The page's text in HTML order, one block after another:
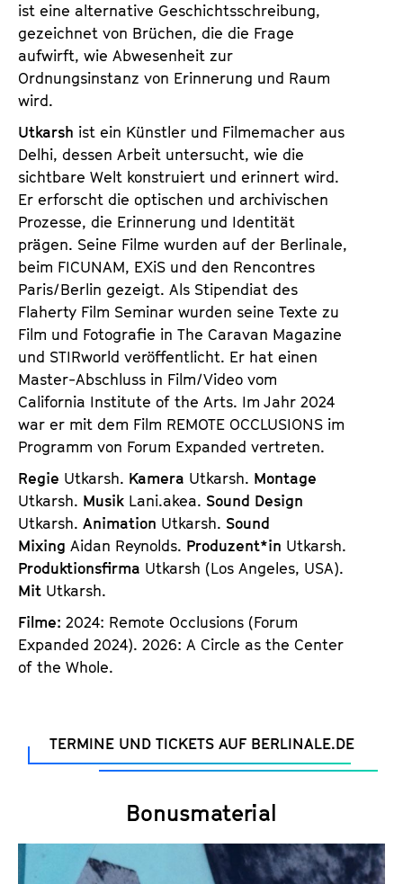
ist eine alternative Geschichtsschreibung,
gezeichnet von Brüchen, die die Frage
aufwirft, wie Abwesenheit zur
Ordnungsinstanz von Erinnerung und Raum
wird.
Utkarsh ist ein Künstler und Filmemacher aus
Delhi, dessen Arbeit untersucht, wie die
sichtbare Welt konstruiert und erinnert wird.
Er erforscht die optischen und archivischen
Prozesse, die Erinnerung und Identität
prägen. Seine Filme wurden auf der Berlinale,
beim FICUNAM, EXiS und den Rencontres
Paris/Berlin gezeigt. Als Stipendiat des
Flaherty Film Seminar wurden seine Texte zu
Film und Fotografie in The Caravan Magazine
und STIRworld veröffentlicht. Er hat einen
Master-Abschluss in Film/Video vom
California Institute of the Arts. Im Jahr 2024
war er mit dem Film REMOTE OCCLUSIONS im
Programm von Forum Expanded vertreten.
Regie Utkarsh. Kamera Utkarsh. Montage
Utkarsh. Musik Lani.akea. Sound Design
Utkarsh. Animation Utkarsh. Sound
Mixing Aidan Reynolds. Produzent*in Utkarsh.
Produktionsfirma Utkarsh (Los Angeles, USA).
Mit Utkarsh.
Filme: 2024: Remote Occlusions (Forum
Expanded 2024). 2026: A Circle as the Center
of the Whole.
TERMINE UND TICKETS AUF BERLINALE.DE
Bonusmaterial